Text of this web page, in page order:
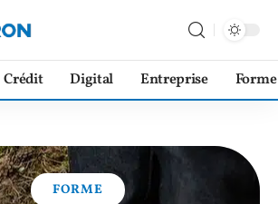
Crédit Digital Entreprise Forme
FORME